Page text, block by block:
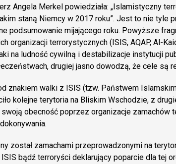
Angela Merkel powiedziała: „Islamistyczny
staną Niemcy w 2017 roku”. Jest to nie tyle
podsumowanie mijającego roku. Powyższe
organizacji terrorystycznych (ISIS, AQAP, Al-
na ludność cywilną i destabilizacje instytucji
drugiej jasno dowodzą, że cele są
znakiem walki z ISIS (tzw. Państwem
kolejne terytoria na Bliskim Wschodzie, z
swoją obecność poprzez organizacje zamachów
został zamachami przeprowadzonymi na
bądź terroryści deklarujący poparcie dla tej